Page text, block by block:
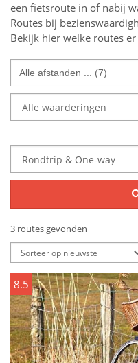
een fietsroute in of nabij
Routes bij
Bekijk hier welke routes er
Alle afstanden ... (7)
3 routes gevonden
8.5